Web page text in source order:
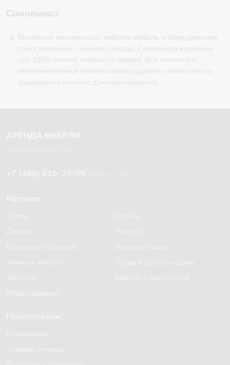
Самовывоз
Вы имеете возможность забрать мебель и оборудование
самостоятельно с нашего склада. Самовывоз возможен
при 100% оплате стоимости товара. Все залоги или
обеспечительные платежи возвращаются только после
завершения полного документооборота.